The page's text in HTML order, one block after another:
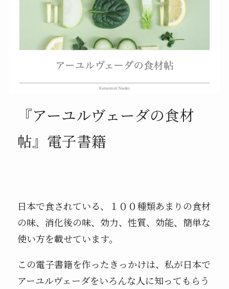
『アーユルヴェーダの食材
帖』電子書籍
日本で食されている、１００種類あまりの食材
の味、消化後の味、効力、性質、効能、簡単な
使い方を載せています。
この電子書籍を作ったきっかけは、私が日本で
アーユルヴェーダをいろんな人に知ってもらう